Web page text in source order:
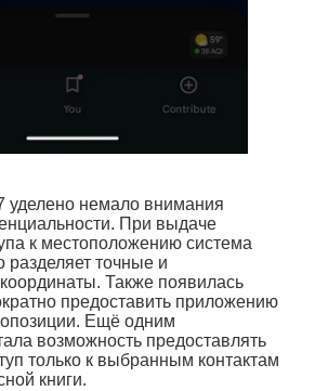
уделено немало внимания
При выдаче
к местоположению система
разделяет точные и
Также появилась
предоставить приложению
Ещё одним
возможность предоставлять
только к выбранным контактам
книги.